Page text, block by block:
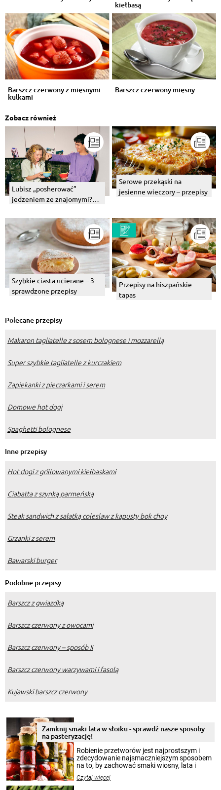
kiełbasą
Barszcz czerwony z mięsnymi
kulkami
Barszcz czerwony mięsny
Zobacz również
Lubisz „posherować”
jedzeniem ze znajomymi?
Przepisy
Serowe przekąski na
jesienne wieczory – przepisy
Szybkie ciasta ucierane – 3
sprawdzone przepisy
Przepisy na hiszpańskie
tapas
Polecane przepisy
Makaron tagliatelle z sosem bolognese i mozzarellą
Super szybkie tagliatelle z kurczakiem
Zapiekanki z pieczarkami i serem
Domowe hot dogi
Spaghetti bolognese
Inne przepisy
Hot dogi z grillowanymi kiełbaskami
Ciabatta z szynką parmeńską
Steak sandwich z sałatką coleslaw z kapusty bok choy
Grzanki z serem
Bawarski burger
Podobne przepisy
Barszcz z gwiazdką
Barszcz czerwony z owocami
Barszcz czerwony – sposób II
Barszcz czerwony warzywami i fasolą
Kujawski barszcz czerwony
Zamknij smaki lata w słoiku - sprawdź nasze sposoby
na pasteryzację!
Robienie przetworów jest najprostszym i
zdecydowanie najsmaczniejszym sposobem
na to, by zachować smaki wiosny, lata i
krajobrazów, by cieszyć nimi oko w sezonie
Czytaj więcej